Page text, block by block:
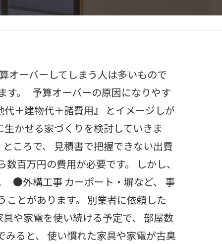
オーバーしてしまう人は多いもので
す。 予算オーバーの原因になりやす
＋建物代＋諸費用』 とイメージしが
かせる家づくりを検討していきま
ころで、 見積書で把握できない出費
百万円の費用が必要です。 しかし、
●外構工事 カーポート・塀など、 事
とがあります。 別業者に依頼した
や家電を使い続ける予定で、 部屋数
ると、 使い慣れた家具や家電が古臭